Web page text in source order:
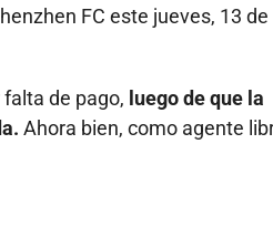
FC este jueves, 13 de
de pago, luego de que la
Ahora bien, como agente